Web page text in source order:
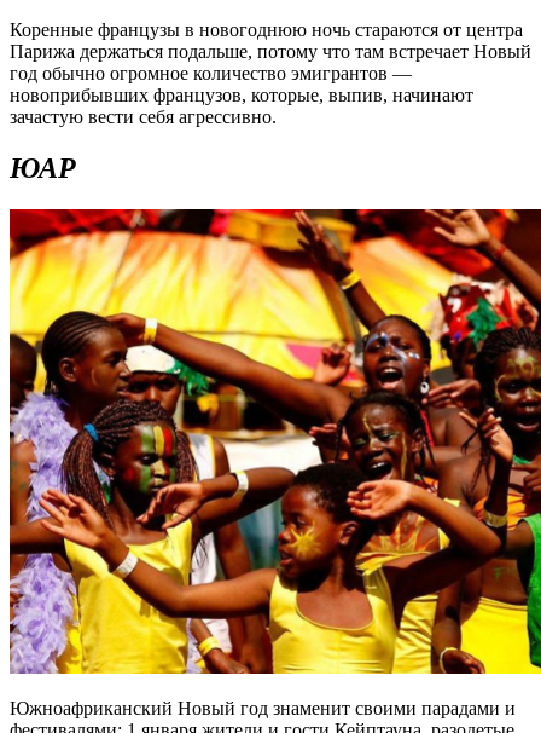
Коренные французы в новогоднюю ночь стараются от центра
Парижа держаться подальше, потому что там встречает Новый
год обычно огромное количество эмигрантов —
новоприбывших французов, которые, выпив, начинают
зачастую вести себя агрессивно.
ЮАР
Южноафриканский Новый год знаменит своими парадами и